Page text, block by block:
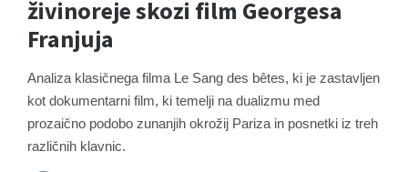
živinoreje skozi film Georgesa
Franjuja
Analiza klasičnega filma Le Sang des bêtes, ki je zastavljen
kot dokumentarni film, ki temelji na dualizmu med
prozaično podobo zunanjih okrožij Pariza in posnetki iz treh
različnih klavnic.